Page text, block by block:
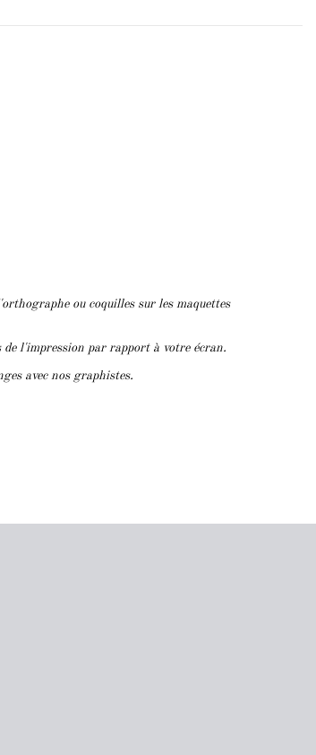
ou coquilles sur les maquettes
l'impression par rapport à votre écran.
avec nos graphistes.